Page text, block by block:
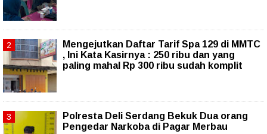
Mengejutkan Daftar Tarif Spa 129 di MMTC
, Ini Kata Kasirnya : 250 ribu dan yang
paling mahal Rp 300 ribu sudah komplit
Polresta Deli Serdang Bekuk Dua orang
Pengedar Narkoba di Pagar Merbau